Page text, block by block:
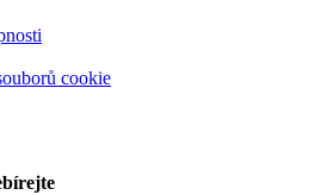
cookie